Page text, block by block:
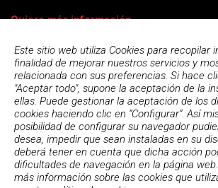
Este sitio web utiliza Cookies para recopilar
finalidad de mejorar nuestros servicios y
relacionada con sus preferencias. Si hace
"Aceptar todo", supone la aceptación de la
ellas. Puede gestionar la aceptación de los
cookies haciendo clic en “Configurar”. Así
posibilidad de configurar su navegador
desea, impedir que sean instaladas en su
deberá tener en cuenta que dicha acción
dificultades de navegación en la página
más información sobre las cookies que
Quiero más información
Acepto lapolítica de privacidad